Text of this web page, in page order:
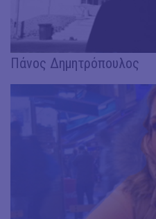
Πάνος Δημητρόπουλος